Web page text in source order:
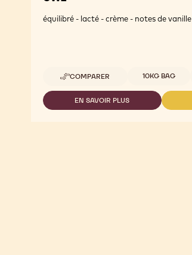
équilibré - lacté - crème - notes de vanille
COMPARER
-
CW2
Tailles disponibles
10KG BAG
EN SAVOIR PLUS
-